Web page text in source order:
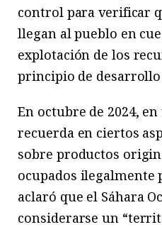
control para verificar
llegan al pueblo en
explotación de los
principio de
En octubre de 2024,
recuerda en ciertos
sobre productos
ocupados
aclaró que el Sáhara
considerarse un